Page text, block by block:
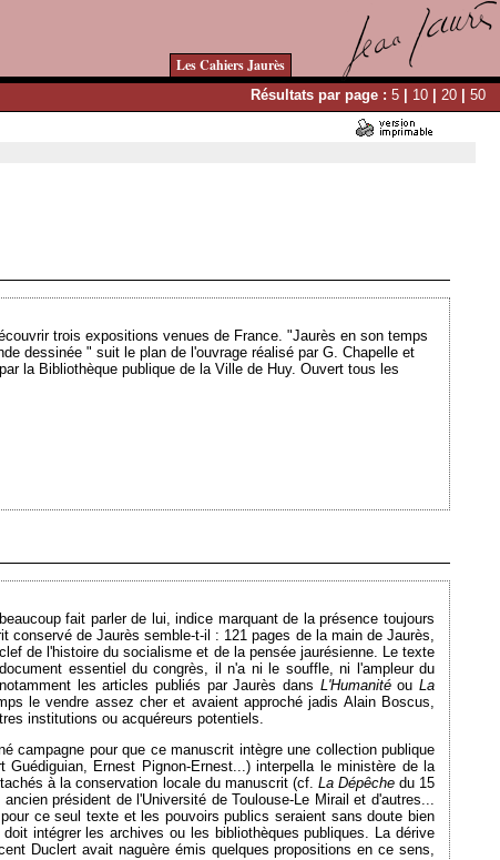
Les Cahiers Jaurès
Résultats par page : 5 | 10 | 20 | 50
trois expositions venues de France. "Jaurès en son temps
dessinée " suit le plan de l'ouvrage réalisé par G. Chapelle et
la Bibliothèque publique de la Ville de Huy. Ouvert tous les
fait parler de lui, indice marquant de la présence toujours
de Jaurès semble-t-il : 121 pages de la main de Jaurès,
de l'histoire du socialisme et de la pensée jaurésienne. Le texte
essentiel du congrès, il n'a ni le souffle, ni l'ampleur du
les articles publiés par Jaurès dans L'HumanitéouLa
le vendre assez cher et avaient approché jadis Alain Boscus,
institutions ou acquéreurs potentiels.
campagne pour que ce manuscrit intègre une collection publique
Ernest Pignon-Ernest...) interpella le ministère de la
à la conservation locale du manuscrit (cf. La Dépêchedu 15
président de l'Université de Toulouse-Le Mirail et d'autres...
ce seul texte et les pouvoirs publics seraient sans doute bien
intégrer les archives ou les bibliothèques publiques. La dérive
Duclert avait naguère émis quelques propositions en ce sens,